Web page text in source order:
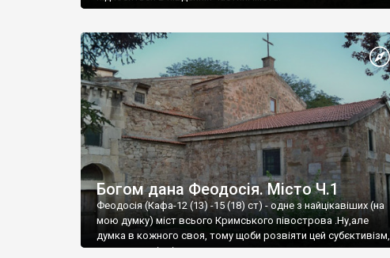
Богом дана Феодосія. Місто Ч.1
Феодосія (Кафа-12 (13) -15 (18) ст) - одне з найцікавіших (на
мою думку) міст всього Кримського півострова .Ну,але
думка в кожного своя, тому щоби розвіяти цей субєктивізм,
запрошую відвідати це